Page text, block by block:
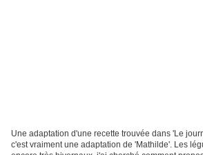
Une adaptation d'une recette trouvée dans 'Le
c'est vraiment une adaptation de 'Mathilde'. Les